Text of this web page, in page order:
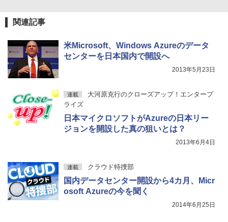
関連記事
米Microsoft、Windows Azureのデータ
センターを日本国内で開設へ
2013年5月23日
連載
大河原克行のクローズアップ！エンタープ
ライズ
日本マイクロソフトがAzureの日本リー
ジョンを開設した真の狙いとは？
2013年6月4日
連載 クラウド特捜部
国内データセンター開設から4カ月、Micr
osoft Azureの今を聞く
2014年6月25日